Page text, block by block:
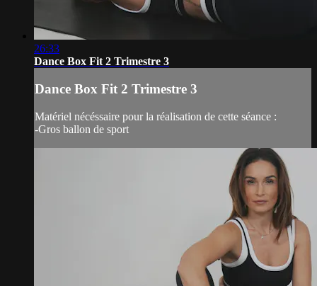
26:33
Dance Box Fit 2 Trimestre 3
Dance Box Fit 2 Trimestre 3
Matériel nécéssaire pour la réalisation de cette séance :
-Gros ballon de sport